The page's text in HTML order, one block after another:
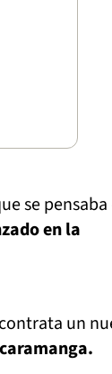
se
en la
un